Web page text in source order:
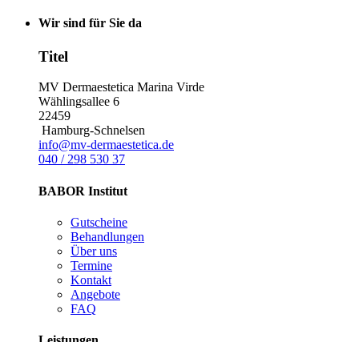
Wir sind für Sie da
Titel
MV Dermaestetica Marina Virde
Wählingsallee 6
22459
Hamburg-Schnelsen
info@mv-dermaestetica.de
040 / 298 530 37
BABOR Institut
Gutscheine
Behandlungen
Über uns
Termine
Kontakt
Angebote
FAQ